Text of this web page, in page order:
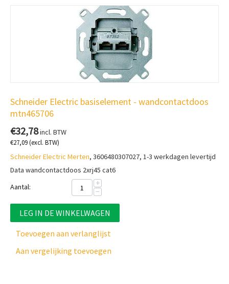
Schneider Electric basiselement - wandcontactdoos
mtn465706
€32,78incl. BTW
€27,09(excl. BTW)
Schneider Electric Merten, 3606480307027, 1-3 werkdagen levertijd
Data wandcontactdoos 2xrj45 cat6
Aantal:
+
−
LEG IN DE WINKELWAGEN
Toevoegen aan verlanglijst
Aan vergelijking toevoegen